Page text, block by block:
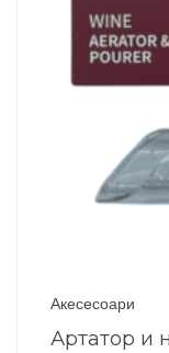
Акесесоари
Артатор и